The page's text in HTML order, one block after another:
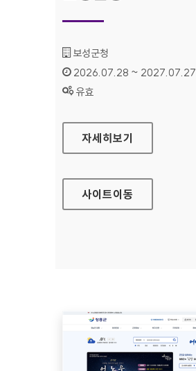
기관명 :
보성군청
인증기간 :
2026.07.28 ~ 2027.07.27
상태 :
유효
보성군청
자세히보기
사이트이동